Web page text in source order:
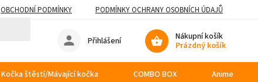
OBCHODNÍ PODMÍNKY PODMÍNKY OCHRANY OSOBNÍCH ÚDAJŮ
Nákupní košík
Prázdný košík
Přihlášení
Kočka štěstí/Mávající kočka COMBO BOX Anime